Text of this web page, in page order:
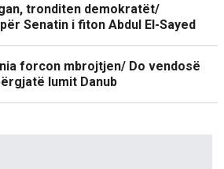
tronditen demokratët/
Senatin i fiton Abdul El-Sayed
forcon mbrojtjen/ Do vendosë
lumit Danub